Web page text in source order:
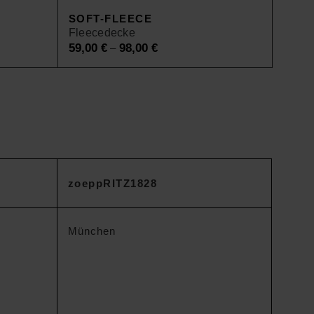
SOFT-FLEECE
Fleecedecke
59,00 €– 98,00 €
zoeppRITZ1828
München